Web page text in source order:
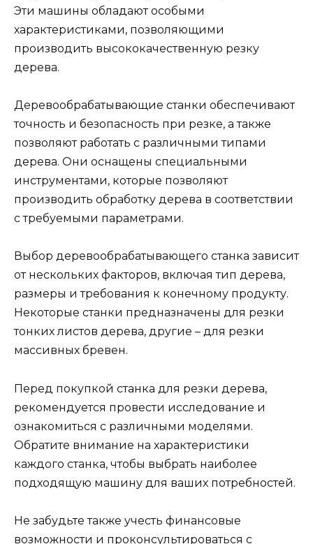
Эти машины обладают особыми
характеристиками, позволяющими
производить высококачественную резку
дерева.
Деревообрабатывающие станки обеспечивают
точность и безопасность при резке, а также
позволяют работать с различными типами
дерева. Они оснащены специальными
инструментами, которые позволяют
производить обработку дерева в соответствии
с требуемыми параметрами.
Выбор деревообрабатывающего станка зависит
от нескольких факторов, включая тип дерева,
размеры и требования к конечному продукту.
Некоторые станки предназначены для резки
тонких листов дерева, другие – для резки
массивных бревен.
Перед покупкой станка для резки дерева,
рекомендуется провести исследование и
ознакомиться с различными моделями.
Обратите внимание на характеристики
каждого станка, чтобы выбрать наиболее
подходящую машину для ваших потребностей.
Не забудьте также учесть финансовые
возможности и проконсультироваться с